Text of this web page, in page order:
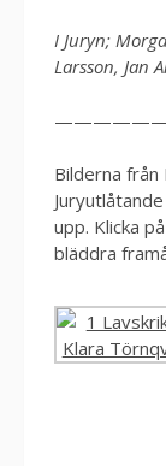
I Juryn;
Larsson, Jan
Bilderna
upp. Klicka
bläddra